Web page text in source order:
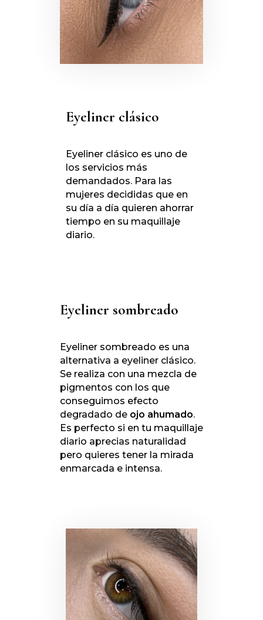
Eyeliner clásico
Eyeliner clásico es uno de
los servicios más
demandados. Para las
mujeres decididas que en
su día a día quieren ahorrar
tiempo en su maquillaje
diario.
Eyeliner sombreado
Eyeliner sombreado es una
alternativa a eyeliner clásico.
Se realiza con una mezcla de
pigmentos con los que
conseguimos efecto
degradado de ojo ahumado.
Es perfecto si en tu maquillaje
diario aprecias naturalidad
pero quieres tener la mirada
enmarcada e intensa.